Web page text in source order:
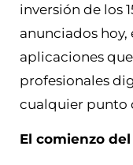
inversión de los
anunciados hoy,
aplicaciones
profesionales
cualquier punto
El comienzo del